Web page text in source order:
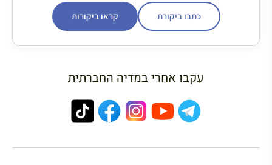
כתבו ביקורת קראו ביקורות
עקבו אחרי במדיה החברתית